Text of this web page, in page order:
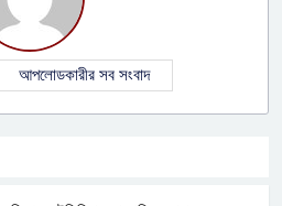
আপলোডকারীর সব সংবাদ